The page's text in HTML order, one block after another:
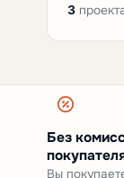
3
Без
Вы